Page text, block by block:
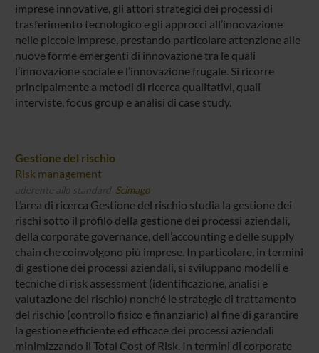
imprese innovative, gli attori strategici dei processi di
trasferimento tecnologico e gli approcci all’innovazione
nelle piccole imprese, prestando particolare attenzione alle
nuove forme emergenti di innovazione tra le quali
l’innovazione sociale e l’innovazione frugale. Si ricorre
principalmente a metodi di ricerca qualitativi, quali
interviste, focus group e analisi di case study.
Gestione del rischio
Risk management
aderente allo standard Scimago
L’area di ricerca Gestione del rischio studia la gestione dei
rischi sotto il profilo della gestione dei processi aziendali,
della corporate governance, dell’accounting e delle supply
chain che coinvolgono più imprese. In particolare, in termini
di gestione dei processi aziendali, si sviluppano modelli e
tecniche di risk assessment (identificazione, analisi e
valutazione del rischio) nonché le strategie di trattamento
del rischio (controllo fisico e finanziario) al fine di garantire
la gestione efficiente ed efficace dei processi aziendali
minimizzando il Total Cost of Risk. In termini di corporate